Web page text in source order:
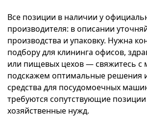
Все позиции в наличии у
производителя: в описании
производства и упаковку. Нужна
подбору для клининга офисов,
или пищевых цехов — свяжитесь с
подскажем оптимальные решения
средства для посудомоечных
требуются сопутствующие позиции
хозяйственные нужд.